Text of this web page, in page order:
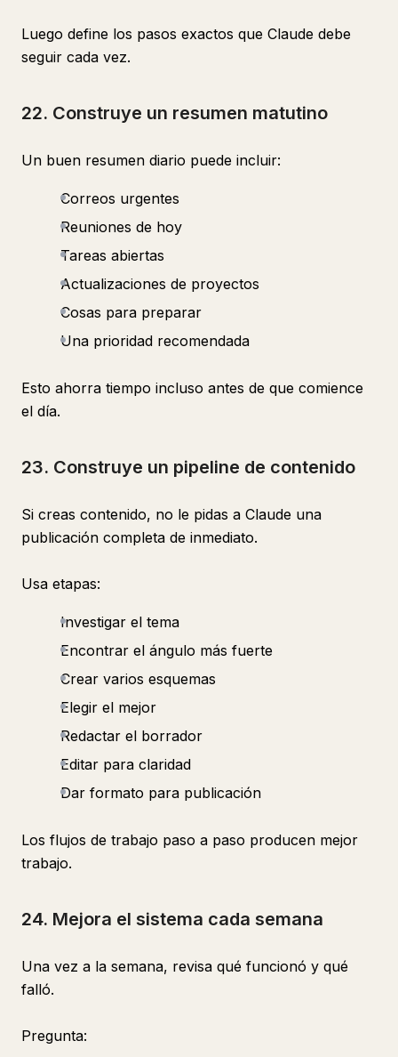
Luego define los pasos exactos que Claude debe
seguir cada vez.
22. Construye un resumen matutino
Un buen resumen diario puede incluir:
Correos urgentes
Reuniones de hoy
Tareas abiertas
Actualizaciones de proyectos
Cosas para preparar
Una prioridad recomendada
Esto ahorra tiempo incluso antes de que comience
el día.
23. Construye un pipeline de contenido
Si creas contenido, no le pidas a Claude una
publicación completa de inmediato.
Usa etapas:
Investigar el tema
Encontrar el ángulo más fuerte
Crear varios esquemas
Elegir el mejor
Redactar el borrador
Editar para claridad
Dar formato para publicación
Los flujos de trabajo paso a paso producen mejor
trabajo.
24. Mejora el sistema cada semana
Una vez a la semana, revisa qué funcionó y qué
falló.
Pregunta: